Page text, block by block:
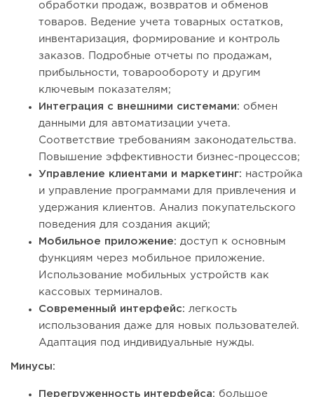
обработки продаж, возвратов и обменов
товаров. Ведение учета товарных остатков,
инвентаризация, формирование и контроль
заказов. Подробные отчеты по продажам,
прибыльности, товарообороту и другим
ключевым показателям;
Интеграция с внешними системами: обмен
данными для автоматизации учета.
Соответствие требованиям законодательства.
Повышение эффективности бизнес-процессов;
Управление клиентами и маркетинг: настройка
и управление программами для привлечения и
удержания клиентов. Анализ покупательского
поведения для создания акций;
Мобильное приложение: доступ к основным
функциям через мобильное приложение.
Использование мобильных устройств как
кассовых терминалов.
Современный интерфейс: легкость
использования даже для новых пользователей.
Адаптация под индивидуальные нужды.
Минусы:
Перегруженность интерфейса: большое